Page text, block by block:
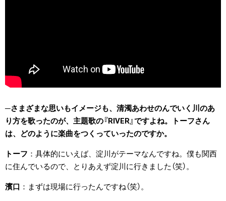
さまざまな思いもイメージも、清濁あわせのんでいく川のあ
り方を歌ったのが、主題歌の『RIVER』ですよね。トーフさん
は、どのように楽曲をつくっていったのですか。
トーフ
具体的にいえば、淀川がテーマなんですね。僕も関西
に住んでいるので、とりあえず淀川に行きました（笑）。
濱口 まずは現場に行ったんですね（笑）。